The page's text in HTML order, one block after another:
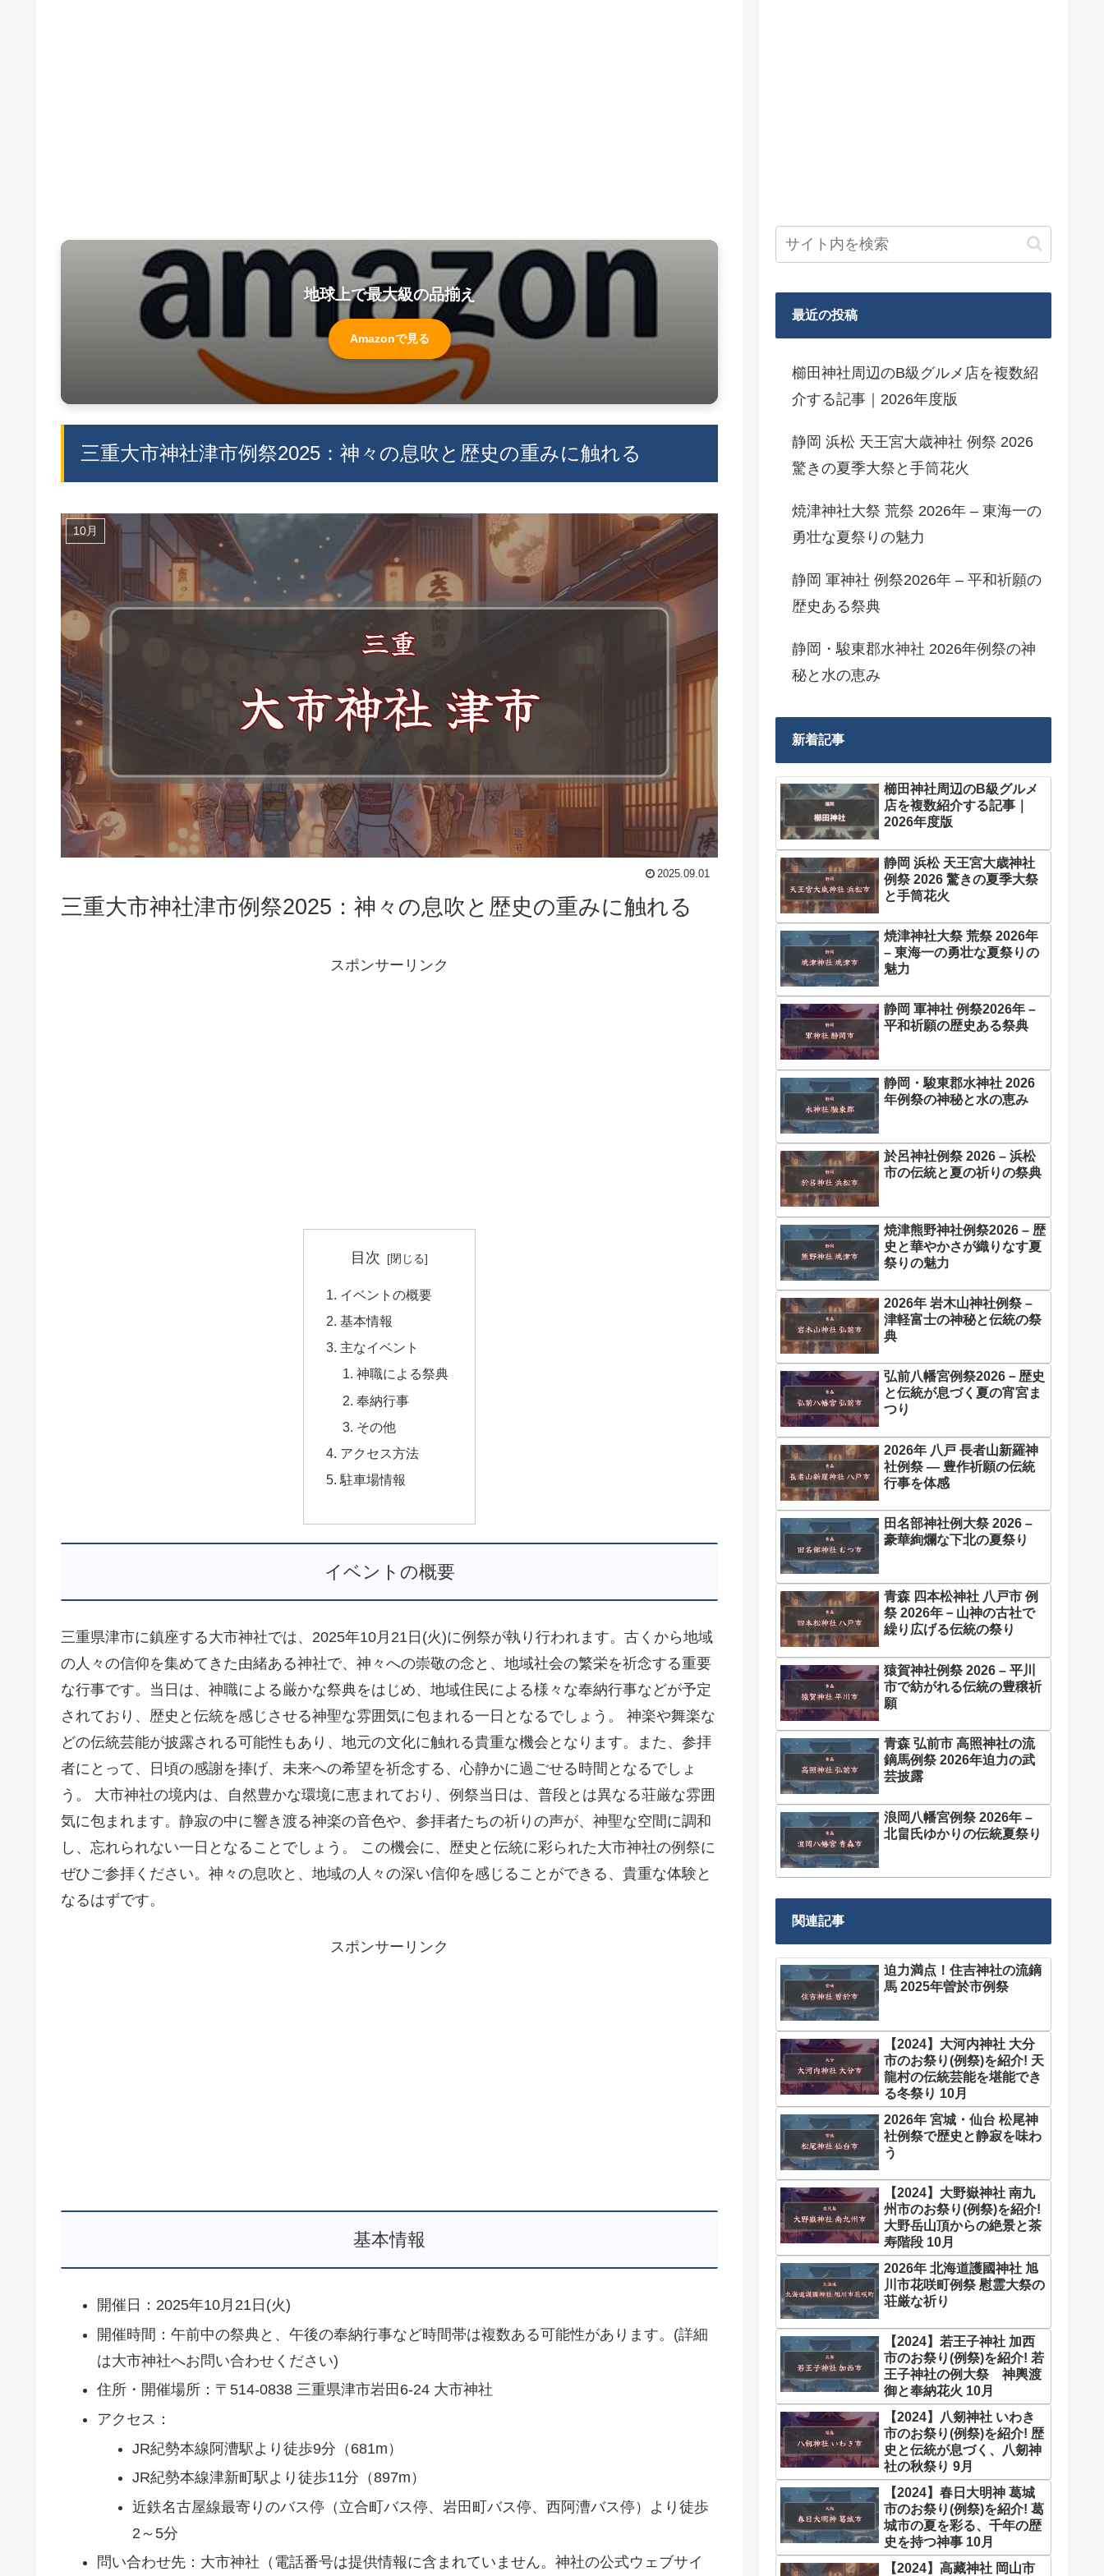
地球上で最大級の品揃え
Amazonで見る
三重大市神社津市例祭2025：神々の息吹と歴史の重みに触れる
10月
2025.09.01
三重大市神社津市例祭2025：神々の息吹と歴史の重みに触れる
スポンサーリンク
目次
イベントの概要
基本情報
主なイベント
神職による祭典
奉納行事
その他
アクセス方法
駐車場情報
イベントの概要
三重県津市に鎮座する大市神社では、2025年10月21日(火)に例祭が執り行われます。古くから地域
の人々の信仰を集めてきた由緒ある神社で、神々への崇敬の念と、地域社会の繁栄を祈念する重要
な行事です。当日は、神職による厳かな祭典をはじめ、地域住民による様々な奉納行事などが予定
されており、歴史と伝統を感じさせる神聖な雰囲気に包まれる一日となるでしょう。 神楽や舞楽な
どの伝統芸能が披露される可能性もあり、地元の文化に触れる貴重な機会となります。また、参拝
者にとって、日頃の感謝を捧げ、未来への希望を祈念する、心静かに過ごせる時間となるでしょ
う。 大市神社の境内は、自然豊かな環境に恵まれており、例祭当日は、普段とは異なる荘厳な雰囲
気に包まれます。静寂の中に響き渡る神楽の音色や、参拝者たちの祈りの声が、神聖な空間に調和
し、忘れられない一日となることでしょう。 この機会に、歴史と伝統に彩られた大市神社の例祭に
ぜひご参拝ください。神々の息吹と、地域の人々の深い信仰を感じることができる、貴重な体験と
なるはずです。
スポンサーリンク
基本情報
開催日：2025年10月21日(火)
開催時間：午前中の祭典と、午後の奉納行事など時間帯は複数ある可能性があります。(詳細
は大市神社へお問い合わせください)
住所・開催場所：〒514-0838 三重県津市岩田6-24 大市神社
アクセス：
JR紀勢本線阿漕駅より徒歩9分（681m）
JR紀勢本線津新町駅より徒歩11分（897m）
近鉄名古屋線最寄りのバス停（立合町バス停、岩田町バス停、西阿漕バス停）より徒歩
2～5分
問い合わせ先：大市神社（電話番号は提供情報に含まれていません。神社の公式ウェブサイ
最近の投稿
櫛田神社周辺のB級グルメ店を複数紹
介する記事｜2026年度版
静岡 浜松 天王宮大歳神社 例祭 2026
驚きの夏季大祭と手筒花火
焼津神社大祭 荒祭 2026年 – 東海一の
勇壮な夏祭りの魅力
静岡 軍神社 例祭2026年 – 平和祈願の
歴史ある祭典
静岡・駿東郡水神社 2026年例祭の神
秘と水の恵み
新着記事
櫛田神社周辺のB級グルメ
店を複数紹介する記事｜
2026年度版
静岡 浜松 天王宮大歳神社
例祭 2026 驚きの夏季大祭
と手筒花火
焼津神社大祭 荒祭 2026年
– 東海一の勇壮な夏祭りの
魅力
静岡 軍神社 例祭2026年 –
平和祈願の歴史ある祭典
静岡・駿東郡水神社 2026
年例祭の神秘と水の恵み
於呂神社例祭 2026 – 浜松
市の伝統と夏の祈りの祭典
焼津熊野神社例祭2026 – 歴
史と華やかさが織りなす夏
祭りの魅力
2026年 岩木山神社例祭 –
津軽富士の神秘と伝統の祭
典
弘前八幡宮例祭2026－歴史
と伝統が息づく夏の宵宮ま
つり
2026年 八戸 長者山新羅神
社例祭 ― 豊作祈願の伝統
行事を体感
田名部神社例大祭 2026 –
豪華絢爛な下北の夏祭り
青森 四本松神社 八戸市 例
祭 2026年－山神の古社で
繰り広げる伝統の祭り
猿賀神社例祭 2026 – 平川
市で紡がれる伝統の豊穣祈
願
青森 弘前市 高照神社の流
鏑馬例祭 2026年迫力の武
芸披露
浪岡八幡宮例祭 2026年 –
北畠氏ゆかりの伝統夏祭り
関連記事
迫力満点！住吉神社の流鏑
馬 2025年曽於市例祭
【2024】大河内神社 大分
市のお祭り(例祭)を紹介! 天
龍村の伝統芸能を堪能でき
る冬祭り 10月
2026年 宮城・仙台 松尾神
社例祭で歴史と静寂を味わ
う
【2024】大野嶽神社 南九
州市のお祭り(例祭)を紹介!
大野岳山頂からの絶景と茶
寿階段 10月
2026年 北海道護國神社 旭
川市花咲町例祭 慰霊大祭の
荘厳な祈り
【2024】若王子神社 加西
市のお祭り(例祭)を紹介! 若
王子神社の例大祭 神輿渡
御と奉納花火 10月
【2024】八剱神社 いわき
市のお祭り(例祭)を紹介! 歴
史と伝統が息づく、八剱神
社の秋祭り 9月
【2024】春日大明神 葛城
市のお祭り(例祭)を紹介! 葛
城市の夏を彩る、千年の歴
史を持つ神事 10月
【2024】高藏神社 岡山市